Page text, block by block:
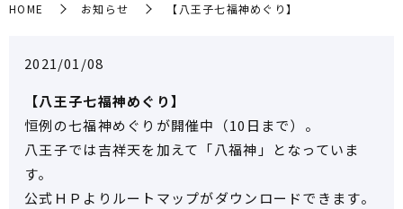
HOME お知らせ 【八王子七福神めぐり】
2021/01/08
【八王子七福神めぐり】
恒例の七福神めぐりが開催中（10日まで）。
八王子では吉祥天を加えて「八福神」となっていま
す。
公式ＨＰよりルートマップがダウンロードできます。